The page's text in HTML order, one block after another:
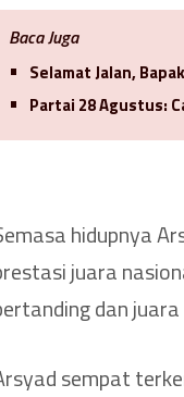
Baca Juga
Selamat Jalan,
Partai 28 Agustus:
hidupnya
juara
dan
sempat